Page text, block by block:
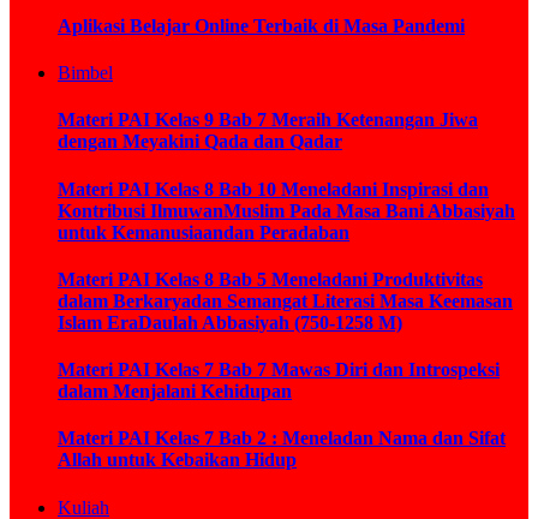
Aplikasi Belajar Online Terbaik di Masa Pandemi
Bimbel
Materi PAI Kelas 9 Bab 7 Meraih Ketenangan Jiwa
dengan Meyakini Qada dan Qadar
Materi PAI Kelas 8 Bab 10 Meneladani Inspirasi dan
Kontribusi IlmuwanMuslim Pada Masa Bani Abbasiyah
untuk Kemanusiaandan Peradaban
Materi PAI Kelas 8 Bab 5 Meneladani Produktivitas
dalam Berkaryadan Semangat Literasi Masa Keemasan
Islam EraDaulah Abbasiyah (750-1258 M)
Materi PAI Kelas 7 Bab 7 Mawas Diri dan Introspeksi
dalam Menjalani Kehidupan
Materi PAI Kelas 7 Bab 2 : Meneladan Nama dan Sifat
Allah untuk Kebaikan Hidup
Kuliah